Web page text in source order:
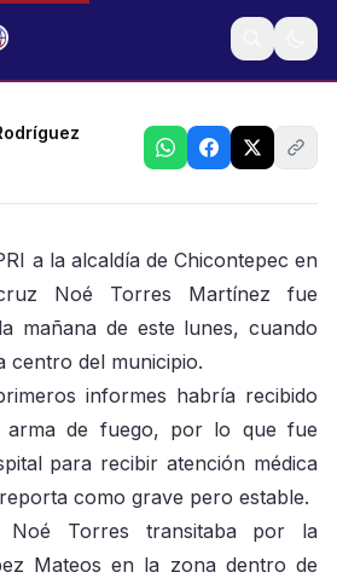
está considerado grave
a la alcaldía de Chicontepec en
Noé Torres Martínez fue
mañana de este lunes, cuando
centro del municipio.
informes habría recibido
arma de fuego, por lo que fue
para recibir atención médica
como grave pero estable.
Noé Torres transitaba por la
Mateos en la zona dentro de